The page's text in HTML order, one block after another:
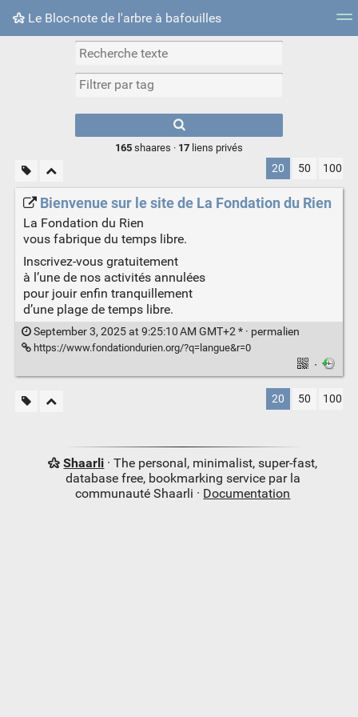
Le Bloc-note de l'arbre à bafouilles
Nuage de tags Mur d'images
results.
165shaares · 17liens privés
20 50 100
Bienvenue sur le site de La Fondation du Rien
La Fondation du Rien
vous fabrique du temps libre.
Inscrivez-vous gratuitement
à l’une de nos activités annulées
pour jouir enfin tranquillement
d’une plage de temps libre.
September 3, 2025 at 9:25:10 AM GMT+2 * · permalien
https://www.fondationdurien.org/?q=langue&r=0
·
20 50 100
Shaarli · The personal, minimalist, super-fast,
database free, bookmarking service par la
communauté Shaarli · Documentation